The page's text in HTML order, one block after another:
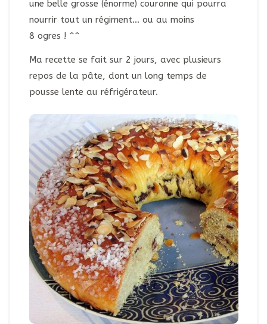
une belle grosse (énorme) couronne qui pourra
nourrir tout un régiment… ou au moins
8 ogres ! ^^
Ma recette se fait sur 2 jours, avec plusieurs
repos de la pâte, dont un long temps de
pousse lente au réfrigérateur.